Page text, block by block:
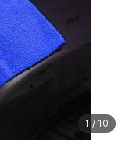
1 / 10